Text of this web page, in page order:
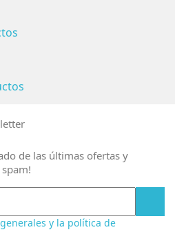
de las últimas ofertas y
y la política de